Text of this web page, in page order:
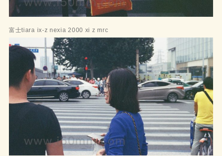
富士tiara ix-z nexia 2000 xi z mrc